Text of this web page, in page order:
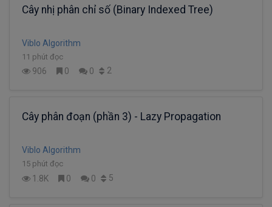
Cây nhị phân chỉ số (Binary Indexed Tree)
Viblo Algorithm
11 phút đọc
906 0 0 2
Cây phân đoạn (phần 3) - Lazy Propagation
Viblo Algorithm
15 phút đọc
1.8K 0 0 5